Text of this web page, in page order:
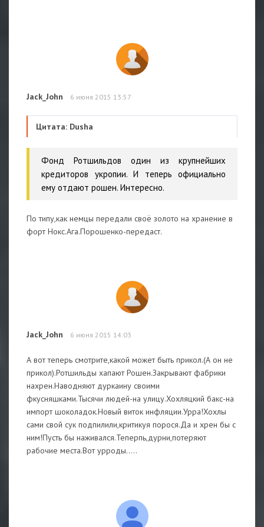
Jack_John 6 июня 2015 13:57
Цитата: Dusha
Фонд Ротшильдов один из крупнейших
кредиторов укропии. И теперь официально
ему отдают рошен. Интересно.
По типу,как немцы передали своё золото на хранение в
форт Нокс.Ага.Порошенко-передаст.
Jack_John 6 июня 2015 14:03
А вот теперь смотрите,какой может быть прикол.(А он не
прикол).Ротшильды хапают Рошен.Закрывают фабрики
нахрен.Наводняют дуркаину своими
фкусняшками.Тысячи людей-на улицу.Хохляцкий бакс-на
импорт шоколадок.Новый виток инфляции.Урра!Хохлы
сами свой сук подпилили,критикуя порося.Да и хрен бы с
ним!Пусть бы наживался.Теперпь,дурни,потеряют
рабочие места.Вот урроды.....